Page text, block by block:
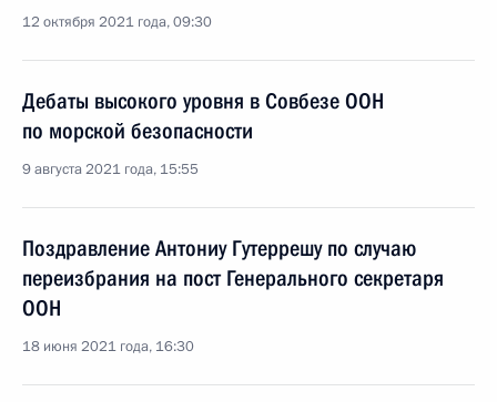
12 октября 2021 года, 09:30
Дебаты высокого уровня в Совбезе ООН
по морской безопасности
9 августа 2021 года, 15:55
Поздравление Антониу Гутеррешу по случаю
переизбрания на пост Генерального секретаря
ООН
18 июня 2021 года, 16:30